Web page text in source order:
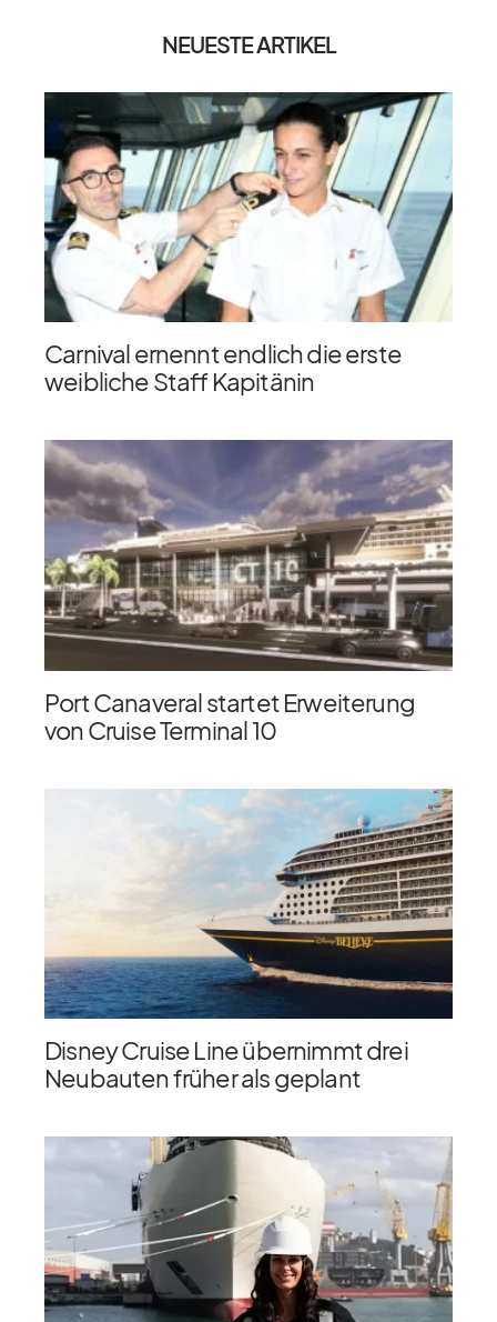
NEUESTE ARTIKEL
Carnival ernennt endlich die erste
weibliche Staff Kapitänin
Port Canaveral startet Erweiterung
von Cruise Terminal 10
Disney Cruise Line übernimmt drei
Neubauten früher als geplant